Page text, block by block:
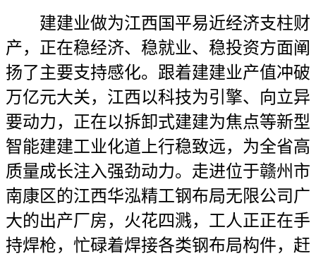
建建业做为江西国平易近经济支柱财
产，正在稳经济、稳就业、稳投资方面阐
扬了主要支持感化。跟着建建业产值冲破
万亿元大关，江西以科技为引擎、向立异
要动力，正在以拆卸式建建为焦点等新型
智能建建工业化道上行稳致远，为全省高
质量成长注入强劲动力。走进位于赣州市
南康区的江西华泓精工钢布局无限公司广
大的出产厂房，火花四溅，工人正正在手
持焊枪，忙碌着焊接各类钢布局构件，赶